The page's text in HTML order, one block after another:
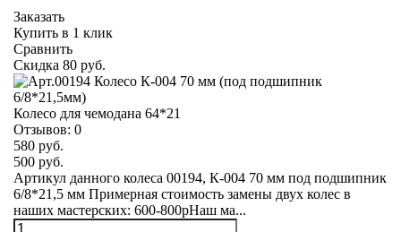
Заказать
Купить в 1 клик
Сравнить
Скидка 80 руб.
Колесо для чемодана 64*21
Отзывов: 0
580 руб.
500 руб.
Артикул данного колеса 00194, К-004 70 мм под подшипник
6/8*21,5 мм Примерная стоимость замены двух колес в
наших мастерских: 600-800рНаш ма...